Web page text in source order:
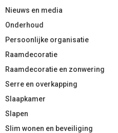
Nieuws en media
Onderhoud
Persoonlijke organisatie
Raamdecoratie
Raamdecoratie en zonwering
Serre en overkapping
Slaapkamer
Slapen
Slim wonen en beveiliging